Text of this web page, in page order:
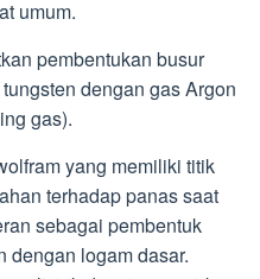
umum.
pembentukan busur
dengan gas Argon
gas).
yang memiliki titik
terhadap panas saat
sebagai pembentuk
dengan logam dasar.